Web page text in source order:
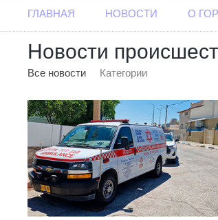
ГЛАВНАЯ НОВОСТИ О
Новости
Все новости Категории